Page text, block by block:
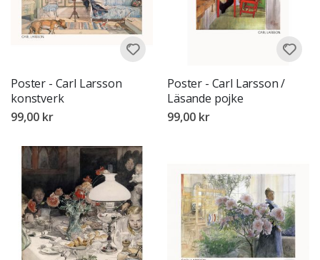
Poster - Carl Larsson
konstverk
99,00 kr
Poster - Carl Larsson /
Läsande pojke
99,00 kr